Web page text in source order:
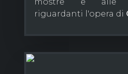
riguardanti l'opera di